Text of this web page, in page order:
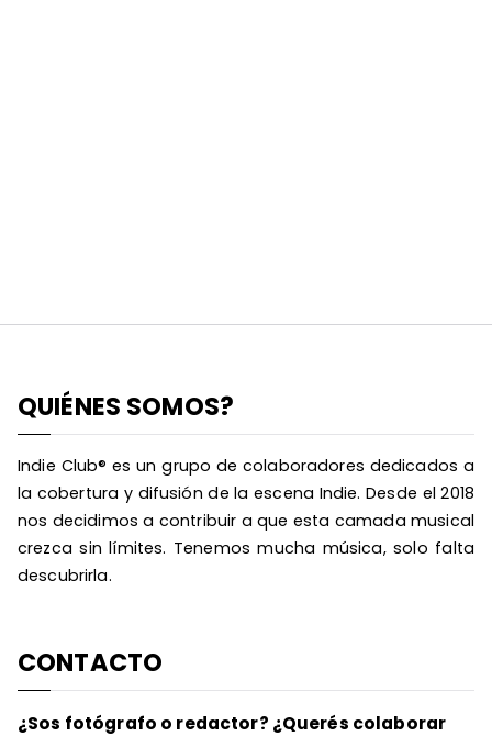
QUIÉNES SOMOS?
Indie Club® es un grupo de colaboradores dedicados a
la cobertura y difusión de la escena Indie. Desde el 2018
nos decidimos a contribuir a que esta camada musical
crezca sin límites. Tenemos mucha música, solo falta
descubrirla.
CONTACTO
¿Sos fotógrafo o redactor? ¿Querés colaborar